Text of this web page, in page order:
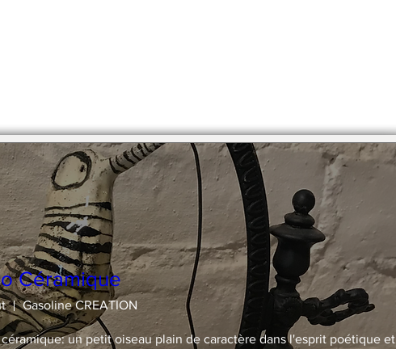
Céramique
Gasoline CREATION
un petit oiseau plain de caractère dans l'esprit poétique et